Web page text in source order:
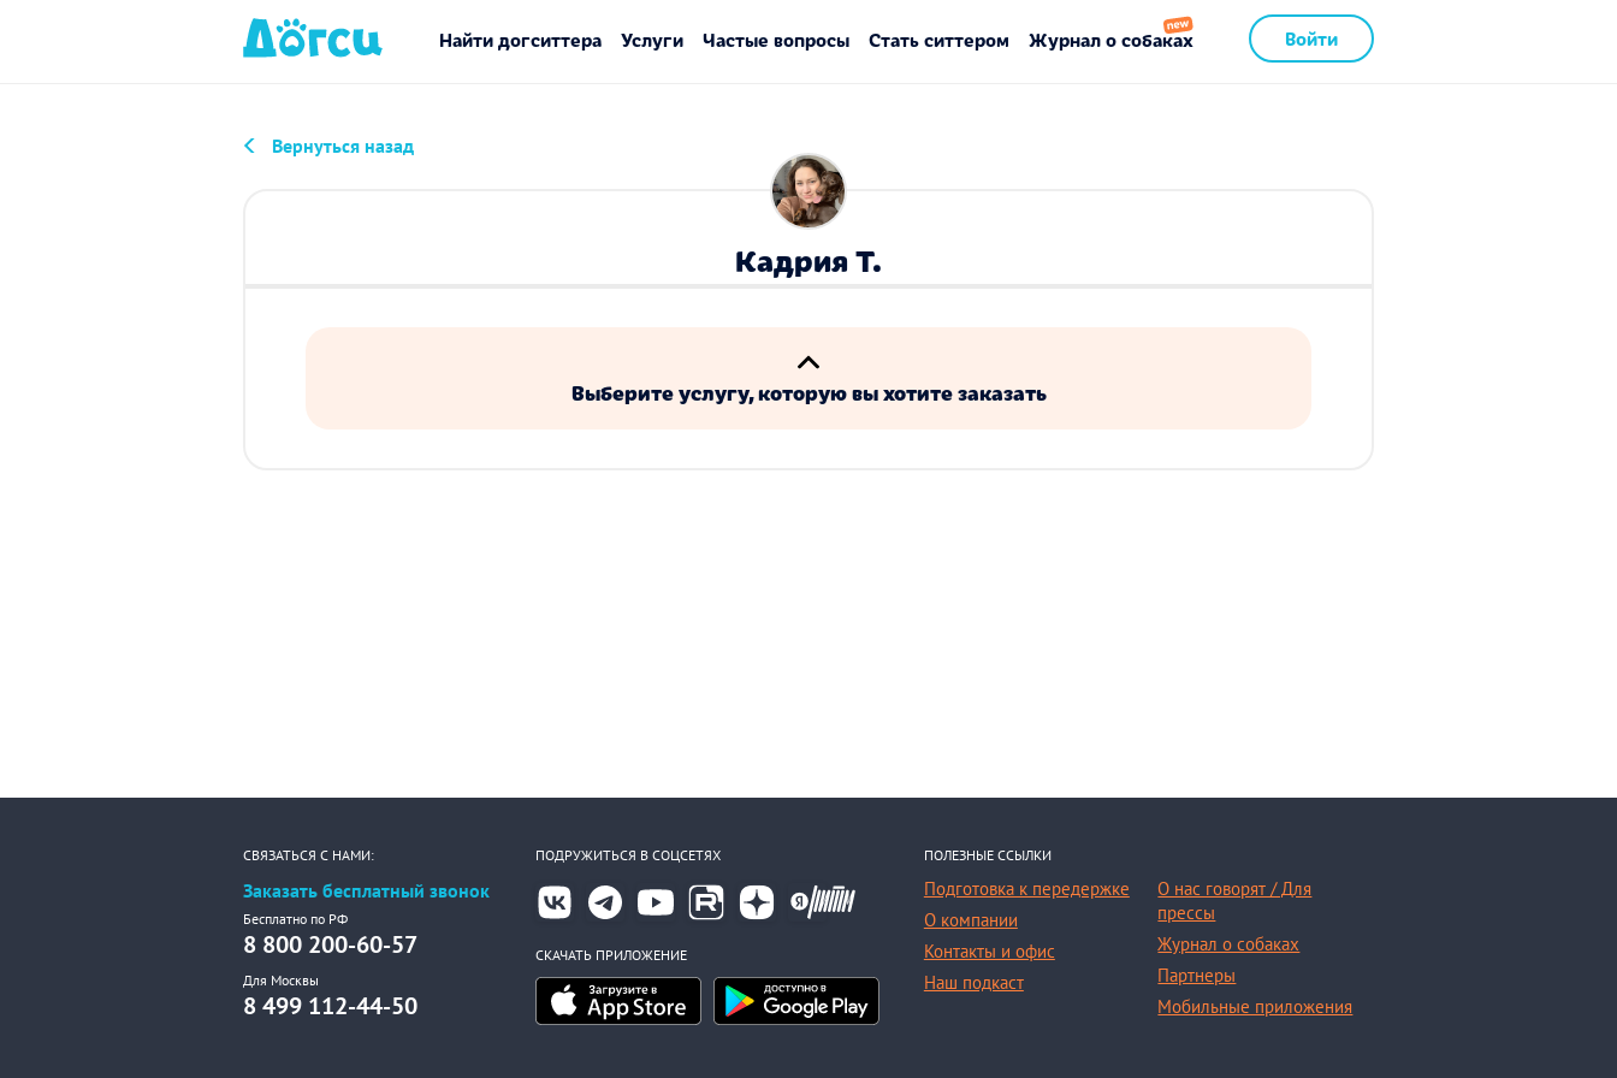
Войти
Найти догситтера Услуги Частые вопросы Стать ситтером Журнал о собаках
Вернуться назад
Кадрия Т.
Выберите услугу, которую вы хотите заказать
СВЯЗАТЬСЯ С НАМИ:
Заказать бесплатный звонок
Бесплатно по РФ
8 800 200-60-57
Для Москвы
8 499 112-44-50
ПОДРУЖИТЬСЯ В СОЦСЕТЯХ
СКАЧАТЬ ПРИЛОЖЕНИЕ
ПОЛЕЗНЫЕ ССЫЛКИ
Подготовка к передержке
О компании
Контакты и офис
Наш подкаст
О нас говорят / Для
прессы
Журнал о собаках
Партнеры
Мобильные приложения